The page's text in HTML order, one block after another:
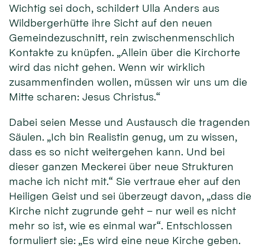
Wichtig sei doch, schildert Ulla Anders aus
Wildbergerhütte ihre Sicht auf den neuen
Gemeindezuschnitt, rein zwischenmenschlich
Kontakte zu knüpfen. „Allein über die Kirchorte
wird das nicht gehen. Wenn wir wirklich
zusammenfinden wollen, müssen wir uns um die
Mitte scharen: Jesus Christus.“
Dabei seien Messe und Austausch die tragenden
Säulen. „Ich bin Realistin genug, um zu wissen,
dass es so nicht weitergehen kann. Und bei
dieser ganzen Meckerei über neue Strukturen
mache ich nicht mit.“ Sie vertraue eher auf den
Heiligen Geist und sei überzeugt davon, „dass die
Kirche nicht zugrunde geht – nur weil es nicht
mehr so ist, wie es einmal war“. Entschlossen
formuliert sie: „Es wird eine neue Kirche geben.